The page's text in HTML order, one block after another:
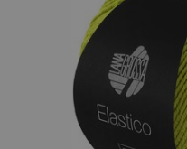
15-crveno | EAN: 4033493116893
16-tamnozelene boje | EAN:
17-svijetlo zelena | EAN:
18-tirkiz | EAN: 4033493116923
19-šafranžuto | EAN:
20-hrđa | EAN: 4033493146234